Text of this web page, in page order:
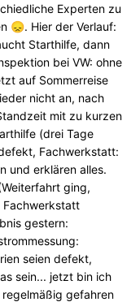
Experten zu
😞. Hier der Verlauf:
Starthilfe, dann
bei VW: ohne
auf Sommerreise
nicht an, nach
mit zu kurzen
(drei Tage
Fachwerkstatt:
und erklären alles.
ging,
Fachwerkstatt
gestern:
seien defekt,
sein... jetzt bin ich
regelmäßig gefahren